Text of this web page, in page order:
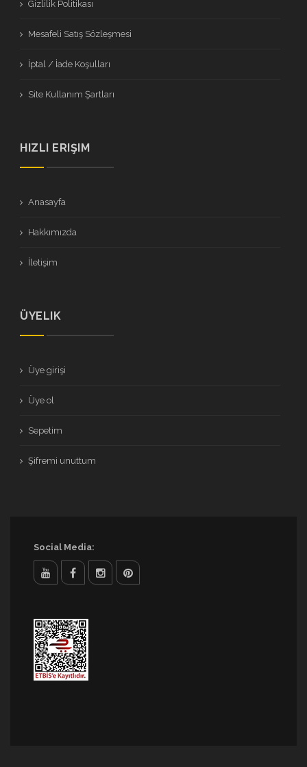
Gizlilik Politikası
Mesafeli Satış Sözleşmesi
İptal / İade Koşulları
Site Kullanım Şartları
HIZLI ERIŞIM
Anasayfa
Hakkımızda
İletişim
ÜYELIK
Üye girişi
Üye ol
Sepetim
Şifremi unuttum
Social Media: